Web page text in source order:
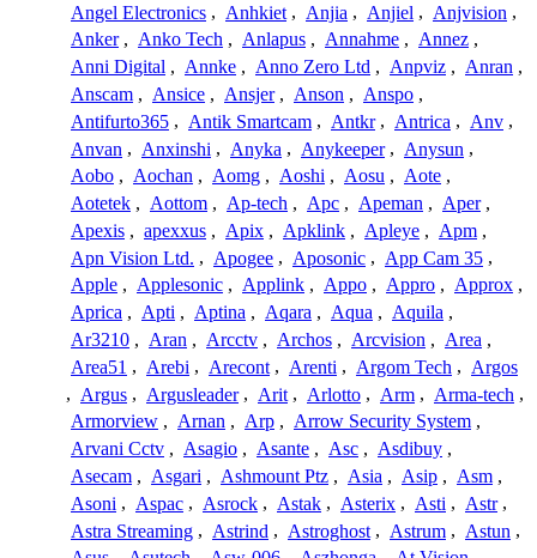
Angel Electronics , Anhkiet , Anjia , Anjiel , Anjvision ,
Anker , Anko Tech , Anlapus , Annahme , Annez ,
Anni Digital , Annke , Anno Zero Ltd , Anpviz , Anran ,
Anscam , Ansice , Ansjer , Anson , Anspo ,
Antifurto365 , Antik Smartcam , Antkr , Antrica , Anv ,
Anvan , Anxinshi , Anyka , Anykeeper , Anysun ,
Aobo , Aochan , Aomg , Aoshi , Aosu , Aote ,
Aotetek , Aottom , Ap-tech , Apc , Apeman , Aper ,
Apexis , apexxus , Apix , Apklink , Apleye , Apm ,
Apn Vision Ltd. , Apogee , Aposonic , App Cam 35 ,
Apple , Applesonic , Applink , Appo , Appro , Approx ,
Aprica , Apti , Aptina , Aqara , Aqua , Aquila ,
Ar3210 , Aran , Arcctv , Archos , Arcvision , Area ,
Area51 , Arebi , Arecont , Arenti , Argom Tech , Argos
, Argus , Argusleader , Arit , Arlotto , Arm , Arma-tech ,
Armorview , Arnan , Arp , Arrow Security System ,
Arvani Cctv , Asagio , Asante , Asc , Asdibuy ,
Asecam , Asgari , Ashmount Ptz , Asia , Asip , Asm ,
Asoni , Aspac , Asrock , Astak , Asterix , Asti , Astr ,
Astra Streaming , Astrind , Astroghost , Astrum , Astun ,